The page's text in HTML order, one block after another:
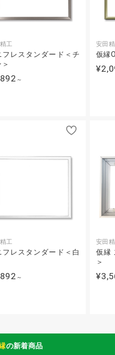
工
フレスタンダード＜チ
～
安田
仮縁
工
フレスタンダード＜白
～
安田
仮縁
＞
の新着商品